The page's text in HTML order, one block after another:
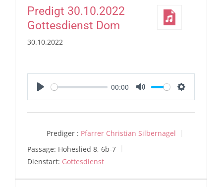
Predigt 30.10.2022
Gottesdienst Dom
30.10.2022
Play
00:00
Mute Settings
Prediger : Pfarrer Christian Silbernagel
Passage: Hoheslied 8, 6b-7
Dienstart: Gottesdienst